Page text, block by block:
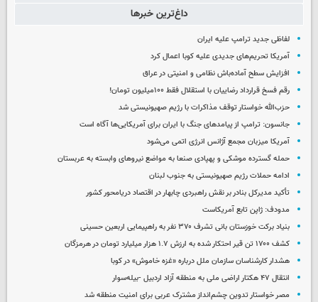
داغ‌ترین خبرها
لفاظی جدید ترامپ علیه ایران
آمریکا تحریم‌های جدیدی علیه کوبا اعمال کرد
افزایش سطح آماده‌باش نظامی و امنیتی در عراق
رقم فسخ قرارداد رضاییان با استقلال فقط ۱۰۰میلیون تومان!
حزب‌الله خواستار توقف مذاکرات با رژیم صهیونیستی شد
جانسون: ترامپ از پیامدهای جنگ با ایران برای آمریکایی‌ها آگاه است
آمریکا میزبان مجمع آژانس انرژی اتمی می‌شود
حمله گسترده موشکی و پهپادی صنعا به مواضع نیروهای وابسته به عربستان
ادامه حملات رژیم صهیونیستی به جنوب لبنان
تأکید مدیرکل بنادر بر نقش راهبردی چابهار در اقتصاد دریامحور کشور
مدودف: ژاپن تابع آمریکاست
بنیاد برکت خوزستان بانی تشرف ۳۷۰ نفر به راهپیمایی اربعین حسینی
کشف ۱۷۰۰ تن قیر احتکار شده به ارزش ۱.۷ هزار میلیارد تومان در هرمزگان
هشدار کارشناسان سازمان ملل درباره «غزه‌ خاموش» در کوبا
انتقال ۴۷ هکتار اراضی ملی به منطقه آزاد اردبیل -بیله‌سوار
مصر خواستار تدوین چشم‌انداز مشترک عربی برای امنیت منطقه شد